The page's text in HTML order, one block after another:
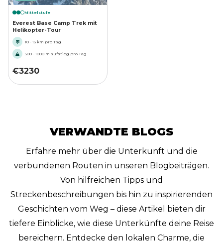
Mittelstufe
Everest Base Camp Trek mit
Helikopter-Tour
10 - 15 km pro Tag
500 - 1000 m aufstieg pro Tag
€3230
VERWANDTE BLOGS
Erfahre mehr über die Unterkunft und die
verbundenen Routen in unseren Blogbeiträgen.
Von hilfreichen Tipps und
Streckenbeschreibungen bis hin zu inspirierenden
Geschichten vom Weg – diese Artikel bieten dir
tiefere Einblicke, wie diese Unterkünfte deine Reise
bereichern. Entdecke den lokalen Charme, die